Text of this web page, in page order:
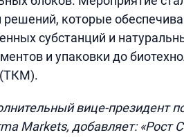
которые
субстанций и
и упаковки до
(ТКМ).
вице-президент
Markets, добавляет: «Рост